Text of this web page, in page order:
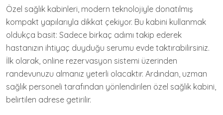
Özel sağlık kabinleri, modern teknolojiyle donatılmış
kompakt yapılarıyla dikkat çekiyor. Bu kabini kullanmak
oldukça basit: Sadece birkaç adımı takip ederek
hastanızın ihtiyaç duyduğu serumu evde taktırabilirsiniz.
İlk olarak, online rezervasyon sistemi üzerinden
randevunuzu almanız yeterli olacaktır. Ardından, uzman
sağlık personeli tarafından yönlendirilen özel sağlık kabini,
belirtilen adrese getirilir.